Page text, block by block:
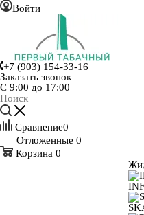
Войти
+7 (903) 154-33-16
Заказать звонок
С 9:00 до 17:00
Сравнение0
Отложенные 0
Корзина 0